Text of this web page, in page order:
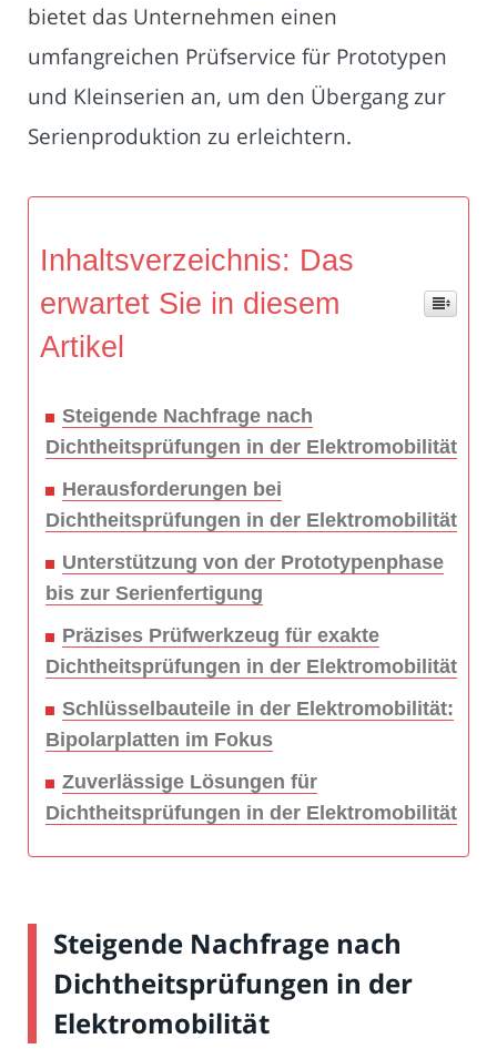
bietet das Unternehmen einen
umfangreichen Prüfservice für Prototypen
und Kleinserien an, um den Übergang zur
Serienproduktion zu erleichtern.
Inhaltsverzeichnis: Das
erwartet Sie in diesem
Artikel
Steigende Nachfrage nach
Dichtheitsprüfungen in der Elektromobilität
Herausforderungen bei
Dichtheitsprüfungen in der Elektromobilität
Unterstützung von der Prototypenphase
bis zur Serienfertigung
Präzises Prüfwerkzeug für exakte
Dichtheitsprüfungen in der Elektromobilität
Schlüsselbauteile in der Elektromobilität:
Bipolarplatten im Fokus
Zuverlässige Lösungen für
Dichtheitsprüfungen in der Elektromobilität
Steigende Nachfrage nach
Dichtheitsprüfungen in der
Elektromobilität